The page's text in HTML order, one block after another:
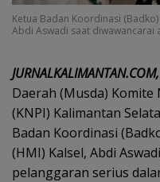
Ketua Badan Koordinasi
Abdi Aswadi saat diwawancarai
Daerah (Musda) Komite
(KNPI) Kalimantan
Badan Koordinasi
(HMI) Kalsel, Abdi
pelanggaran serius